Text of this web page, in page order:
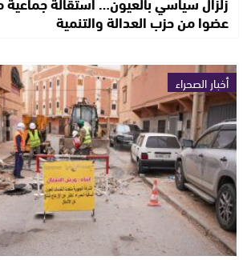
عضوا من حزب العدالة والتنمية
أخبار الصحراء